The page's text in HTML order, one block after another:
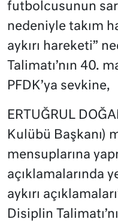
futbolcusunun
nedeniyle takım
aykırı hareketi”
Talimatı’nın 40.
PFDK’ya sevkine,
ERTUĞRUL
Kulübü Başkanı)
mensuplarına
açıklamalarında
aykırı
Disiplin